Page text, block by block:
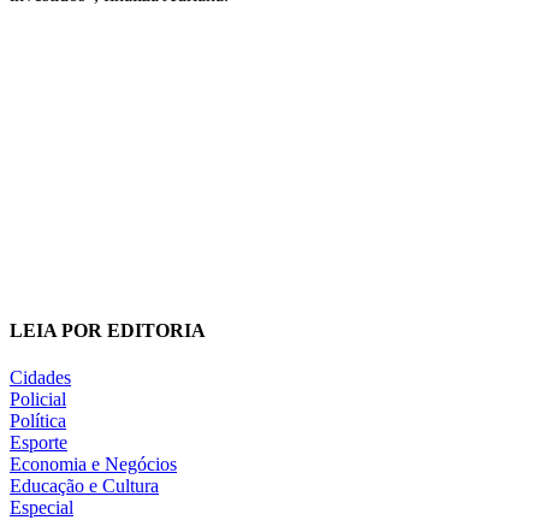
LEIA POR EDITORIA
Cidades
Policial
Política
Esporte
Economia e Negócios
Educação e Cultura
Especial